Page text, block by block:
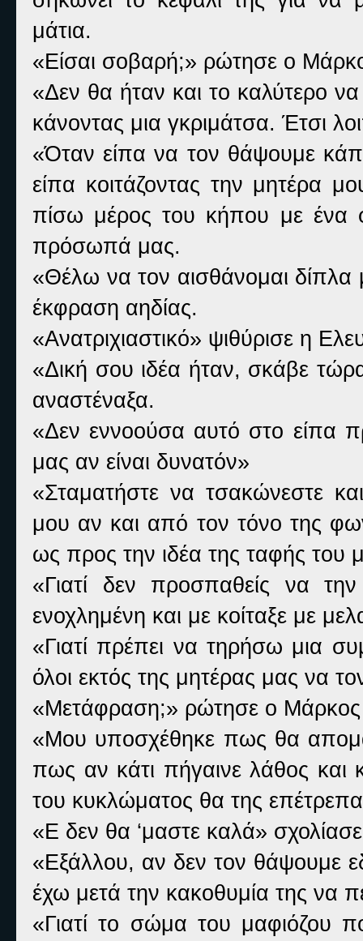
μάτια.
«Είσαι σοβαρή;» ρώτησε ο
«Δεν θα ήταν και το καλύτερο
κάνοντας μια γκριμάτσα. Έτσι
«Όταν είπα να τον θάψουμε
είπα κοιτάζοντας την μητέρα
πίσω μέρος του κήπου με ένα
πρόσωπά μας.
«Θέλω να τον αισθάνομαι
έκφραση αηδίας.
«Ανατριχιαστικό» ψιθύρισε η
«Δική σου ιδέα ήταν, σκάβε
αναστέναξα.
«Δεν εννοούσα αυτό στο είπα
μας αν είναι δυνατόν»
«Σταματήστε να τσακώνεστε
μου αν και από τον τόνο της
ως προς την ιδέα της ταφής του
«Γιατί δεν προσπαθείς να
ενοχλημένη και με κοίταξε με
«Γιατί πρέπει να τηρήσω μια
όλοι εκτός της μητέρας μας να
«Μετάφραση;» ρώτησε ο Μάρκος
«Μου υποσχέθηκε πως θα
πως αν κάτι πήγαινε λάθος και
του κυκλώματος θα της
«Ε δεν θα ‘μαστε καλά»
«Εξάλλου, αν δεν τον θάψουμε
έχω μετά την κακοθυμία της να
«Γιατί το σώμα του μαφιόζου